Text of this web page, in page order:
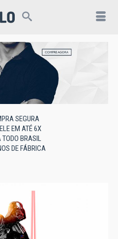
SEGURA
EM ATÉ 6X
TODO BRASIL
DE FÁBRICA